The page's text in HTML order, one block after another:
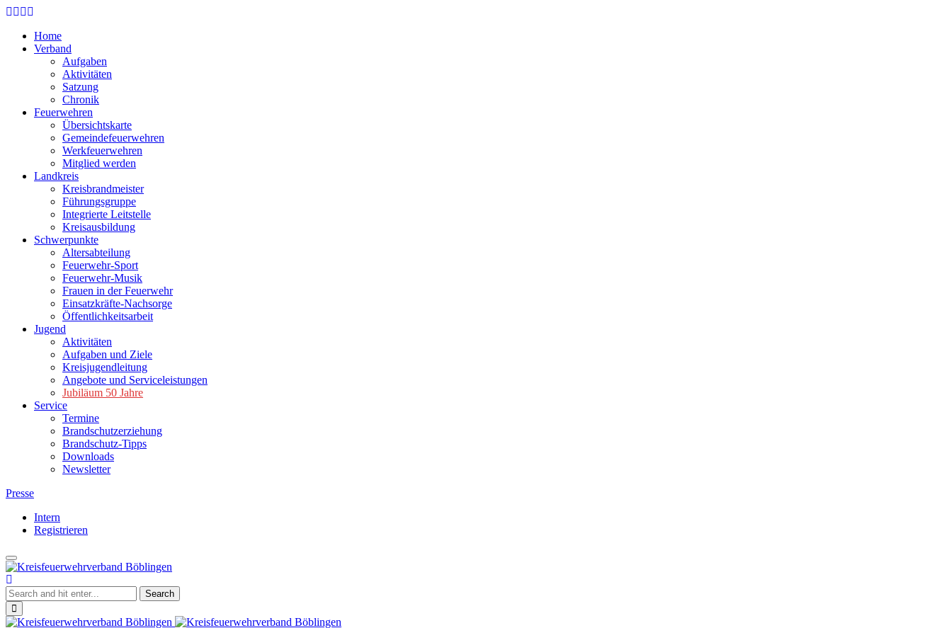
Skip
main
content
Home
Verband
Aufgaben
Aktivitäten
Satzung
Chronik
Feuerwehren
Übersichtskarte
Gemeindefeuerwehren
Werkfeuerwehren
Mitglied werden
Landkreis
Kreisbrandmeister
Führungsgruppe
Integrierte Leitstelle
Kreisausbildung
Schwerpunkte
Altersabteilung
Feuerwehr-Sport
Feuerwehr-Musik
Frauen in der Feuerwehr
Einsatzkräfte-Nachsorge
Öffentlichkeitsarbeit
Jugend
Aktivitäten
Aufgaben und Ziele
Kreisjugendleitung
Angebote und Serviceleistungen
Jubiläum 50 Jahre
Service
Termine
Brandschutzerziehung
Brandschutz-Tipps
Downloads
Newsletter
Presse
Intern
Registrieren
Toggle
navigation